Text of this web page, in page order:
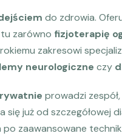
do zdrowia.
zarówno fizjoterapię
zakresowi
neurologiczne czy
prowadzi
się już od szczegółowej
zaawansowane